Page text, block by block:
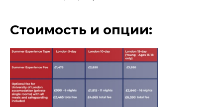
Стоимость и опции: